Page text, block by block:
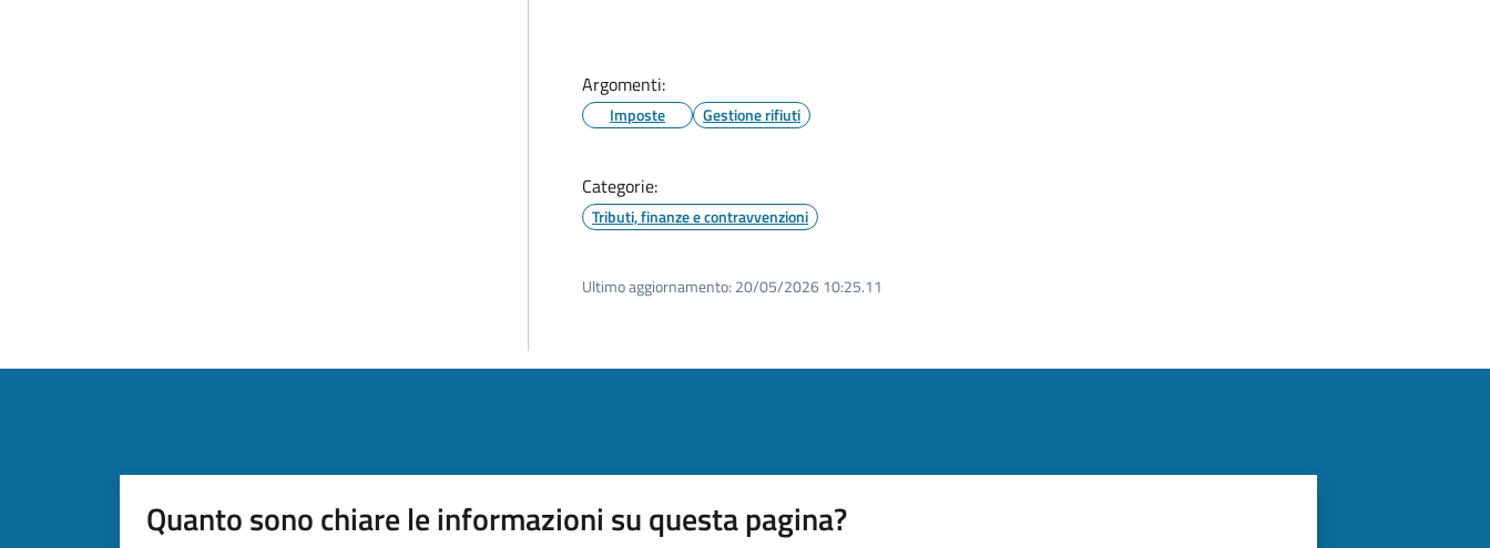
Argomenti:
Imposte Gestione rifiuti
Categorie:
Tributi, finanze e contravvenzioni
Ultimo aggiornamento: 20/05/2026 10:25.11
Quanto sono chiare le informazioni su questa pagina?